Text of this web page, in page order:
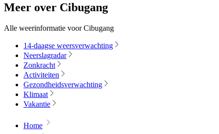
Meer over Cibugang
Alle weerinformatie voor Cibugang
14-daagse weersverwachting
Neerslagradar
Zonkracht
Activiteiten
Gezondheidsverwachting
Klimaat
Vakantie
Home